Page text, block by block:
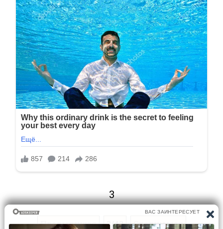
3
Предыдущая 3/43 Следующая